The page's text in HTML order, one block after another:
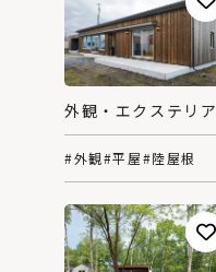
外観・エクステリア
#外観#平屋#陸屋根